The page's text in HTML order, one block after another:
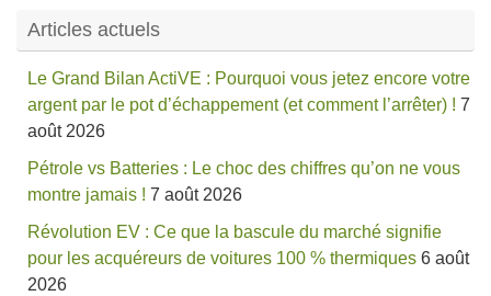
Articles actuels
Le Grand Bilan ActiVE : Pourquoi vous jetez encore votre
argent par le pot d’échappement (et comment l’arrêter) ! 7
août 2026
Pétrole vs Batteries : Le choc des chiffres qu’on ne vous
montre jamais ! 7 août 2026
Révolution EV : Ce que la bascule du marché signifie
pour les acquéreurs de voitures 100 % thermiques 6 août
2026